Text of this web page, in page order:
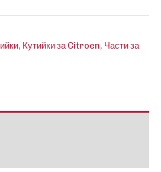
, Кутийки за Citroen, Части за